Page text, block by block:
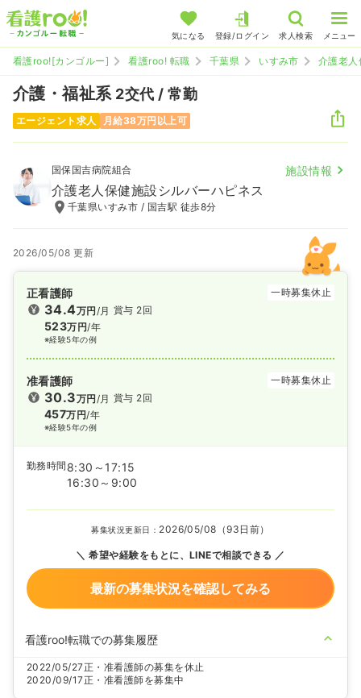
気になる 登録/ログイン 求人検索 メニュー
看護roo![カンゴルー] 看護roo! 転職 千葉県 いすみ市 介護老
介護・福祉系 2交代 / 常勤
エージェント求人 月給38万円以上可
国保国吉病院組合 施設情報
介護老人保健施設シルバーハピネス
千葉県いすみ市 / 国吉駅 徒歩8分
2026/05/08 更新
正看護師 一時募集休止
34.4万円/月
523万円/年
※経験5年の例
賞与 2回
准看護師 一時募集休止
30.3万円/月
457万円/年
※経験5年の例
賞与 2回
勤務時間 8:30～17:15
16:30～9:00
募集状況更新日： 2026/05/08（93日前）
希望や経験をもとに、LINEで相談できる
最新の募集状況を確認してみる
看護roo!転職での募集履歴
2022/05/27正・准看護師の募集を休止
2020/09/17正・准看護師を募集中